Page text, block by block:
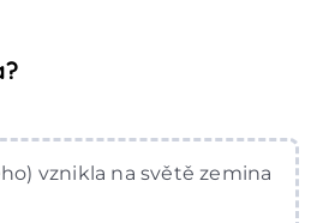
vznikla na světě zemina